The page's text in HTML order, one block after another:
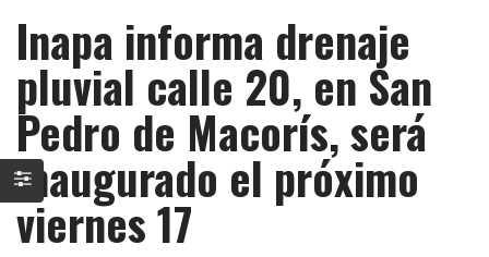
Inapa informa drenaje
pluvial calle 20, en San
Pedro de Macorís, será
inaugurado el próximo
viernes 17